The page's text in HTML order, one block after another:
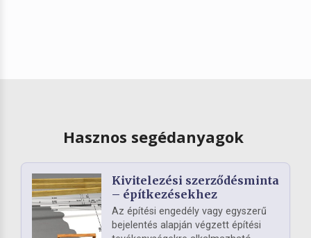
Hasznos segédanyagok
Kivitelezési szerződésminta
– építkezésekhez
Az építési engedély vagy egyszerű
bejelentés alapján végzett építési